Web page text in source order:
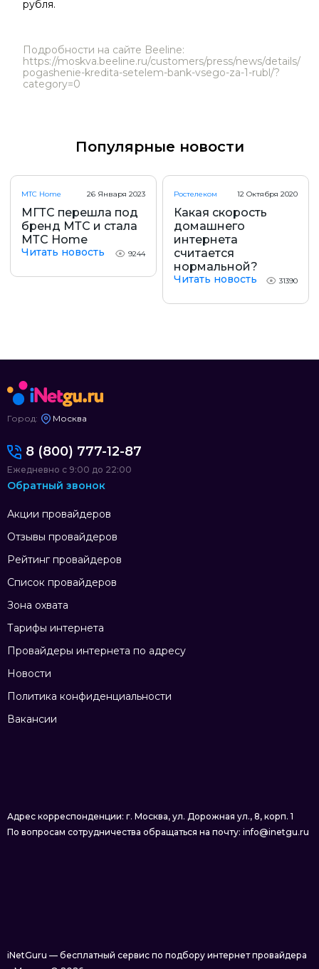
рубля.
Подробности на сайте Beeline:
https://moskva.beeline.ru/customers/press/news/details/
pogashenie-kredita-setelem-bank-vsego-za-1-rubl/?
category=0
Популярные новости
МТС Home 26 Января 2023
МГТС перешла под
бренд МТС и стала
МТС Home
Читать новость 9244
Ростелеком 12 Октября 2020
Какая скорость
домашнего
интернета
считается
нормальной?
Читать новость 31390
Город: Москва
Акции провайдеров
Отзывы провайдеров
Рейтинг провайдеров
Список провайдеров
Зона охвата
Тарифы интернета
Провайдеры интернета по адресу
Новости
Политика конфиденциальности
Вакансии
8 (800) 777-12-87
Ежедневно с 9:00 до 22:00
Обратный звонок
Адрес корреспонденции: г. Москва, ул. Дорожная ул., 8, корп. 1
По вопросам сотрудничества обращаться на почту: info@inetgu.ru
iNetGuru — бесплатный сервис по подбору интернет провайдера